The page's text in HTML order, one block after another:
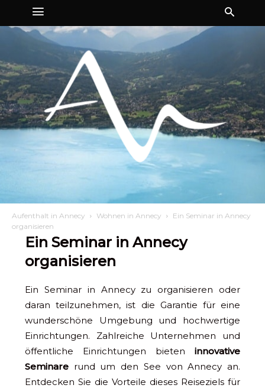
Aufenthalt in Annecy Wohnen in Annecy
Ein Seminar in Annecy
organisieren
Ein Seminar in Annecy
organisieren
Ein Seminar in Annecy zu organisieren oder
daran teilzunehmen, ist die Garantie für eine
wunderschöne Umgebung und hochwertige
Einrichtungen. Zahlreiche Unternehmen und
öffentliche Einrichtungen bieten innovative
Seminare rund um den See von Annecy an.
Entdecken Sie die Vorteile dieses Reiseziels für